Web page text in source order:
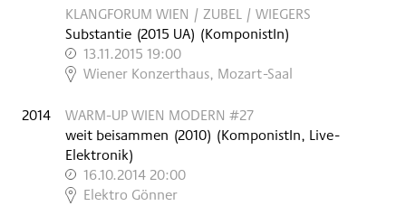
KLANGFORUM WIEN / ZUBEL / WIEGERS
Substantie (2015 UA) (KomponistIn)
13.11.2015 19:00
,
Wiener Konzerthaus, Mozart-Saal
2014
WARM-UP WIEN MODERN #27
weit beisammen (2010) (KomponistIn, Live-
Elektronik)
16.10.2014 20:00
,
Elektro Gönner